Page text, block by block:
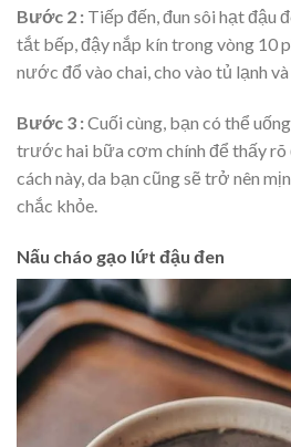
Bước 2 : Tiếp đến, đun sôi hạt đậu
tắt bếp, đậy nắp kín trong vòng 10
nước đổ vào chai, cho vào tủ lạnh
Bước 3 :Cuối cùng, bạn có thể
trước hai bữa cơm chính để thấy
cách này, da bạn cũng sẽ trở nên
chắc khỏe.
Nấu cháo gạo lứt đậu đen